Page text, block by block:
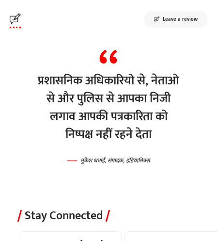
Leave a review
प्रशासनिक अधिकारियो से, नेताओ
से और पुलिस से आपका निजी
लगाव आपकी पत्रकारिता को
निष्पक्ष नहीं रहने देता
मुकेश धभाई, संपादक, इंडियामिक्स
Stay Connected